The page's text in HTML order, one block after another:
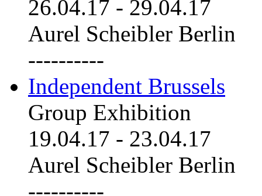
26.04.17 - 29.04.17
Aurel Scheibler Berlin
----------
Independent Brussels
Group Exhibition
19.04.17 - 23.04.17
Aurel Scheibler Berlin
----------